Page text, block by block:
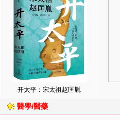
开太平：宋太祖赵匡胤
醫學/醫藥